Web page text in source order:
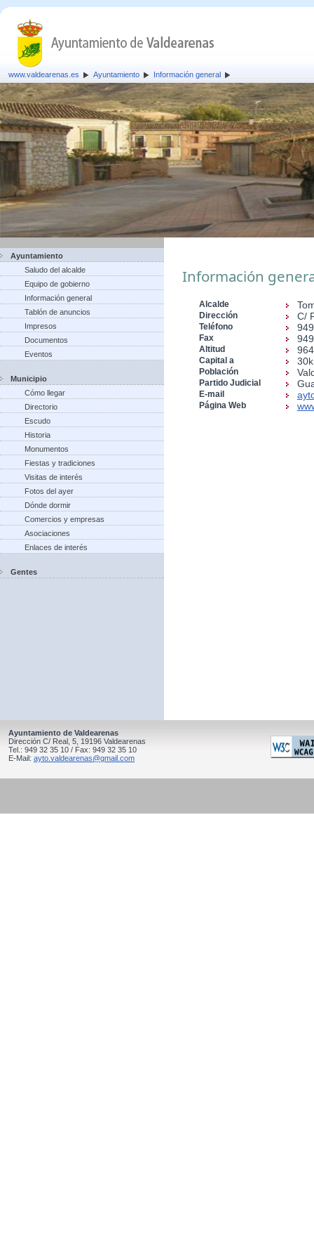
www.valdearenas.es Ayuntamiento Información general
Ayuntamiento
Saludo del alcalde
Equipo de gobierno
Información general
Tablón de anuncios
Impresos
Documentos
Eventos
Municipio
Cómo llegar
Directorio
Escudo
Historia
Monumentos
Fiestas y tradiciones
Visitas de interés
Fotos del ayer
Dónde dormir
Comercios y empresas
Asociaciones
Enlaces de interés
Gentes
Información
Alcalde
Dirección C/
Teléfono
Fax
Altitud
Capital a
Población
Partido Judicial
E-mail
Página Web
Ayuntamiento de Valdearenas
Dirección C/ Real, 5, 19196 Valdearenas
Tel.: 949 32 35 10 / Fax: 949 32 35 10
E-Mail: ayto.valdearenas@gmail.com